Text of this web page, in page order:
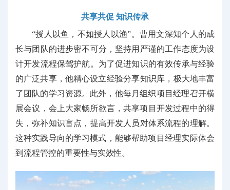
共享共促 知识传承
“授人以鱼 ， 不如授人以渔”。 曹用文深知个人的成
长与团队的进步密不可分，坚持用严谨的工作态度为设
计开发流程保驾护航。为了促进知识的有效传承与经验
的广泛共享， 他精心设立经验分享知识库， 极大地丰富
了团队的学习资源。此外，他每月组织项目经理召开横
展会议， 会上大家畅所欲言， 共享项目开发过程中的得
失 ，弥补知识盲点， 提高开发人员对体系流程的理解。
这种实践导向的学习模式，能够帮助项目经理实际体会
到流程管控的重要性与实效性。